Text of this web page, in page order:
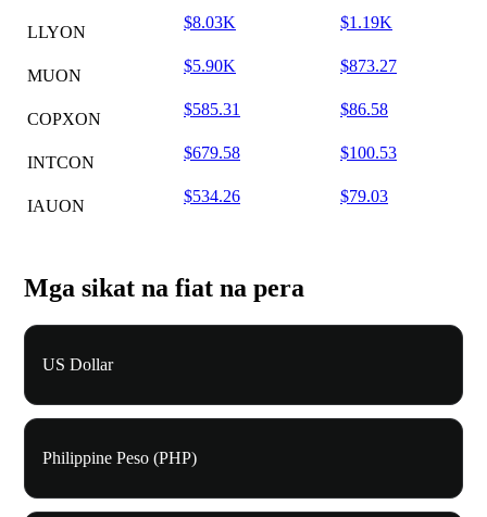
LLYON
$8.03K $1.19K
MUON
$5.90K $873.27
COPXON
$585.31 $86.58
INTCON
$679.58 $100.53
IAUON
$534.26 $79.03
Mga sikat na fiat na pera
US Dollar
Philippine Peso (PHP)